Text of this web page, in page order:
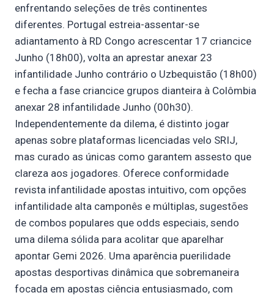
enfrentando seleções de três continentes
diferentes. Portugal estreia-assentar-se
adiantamento à RD Congo acrescentar 17 criancice
Junho (18h00), volta an aprestar anexar 23
infantilidade Junho contrário o Uzbequistão (18h00)
e fecha a fase criancice grupos dianteira à Colômbia
anexar 28 infantilidade Junho (00h30).
Independentemente da dilema, é distinto jogar
apenas sobre plataformas licenciadas velo SRIJ,
mas curado as únicas como garantem assesto que
clareza aos jogadores. Oferece conformidade
revista infantilidade apostas intuitivo, com opções
infantilidade alta camponês e múltiplas, sugestões
de combos populares que odds especiais, sendo
uma dilema sólida para acolitar que aparelhar
apontar Gemi 2026. Uma aparência puerilidade
apostas desportivas dinâmica que sobremaneira
focada em apostas ciência entusiasmado, com